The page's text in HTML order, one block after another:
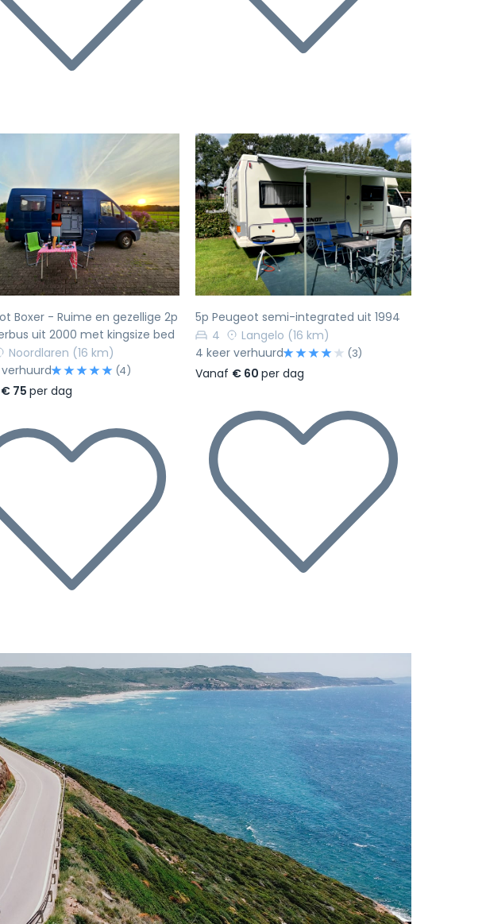
Volgende
Boxer - Ruime en gezellige 2p
uit 2000 met kingsize bed
Noordlaren (16 km)
(4)
€ 75 per dag
Vorige Volgende
5p Peugeot semi-integrated uit 1994
4
Langelo (16 km)
4 keer verhuurd
(3)
Vanaf € 60per dag